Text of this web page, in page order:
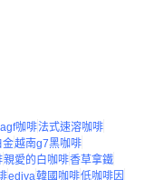
agf咖啡法式速溶咖啡
金越南g7黑咖啡
親愛的白咖啡香草拿鐵
ediya韓國咖啡低咖啡因